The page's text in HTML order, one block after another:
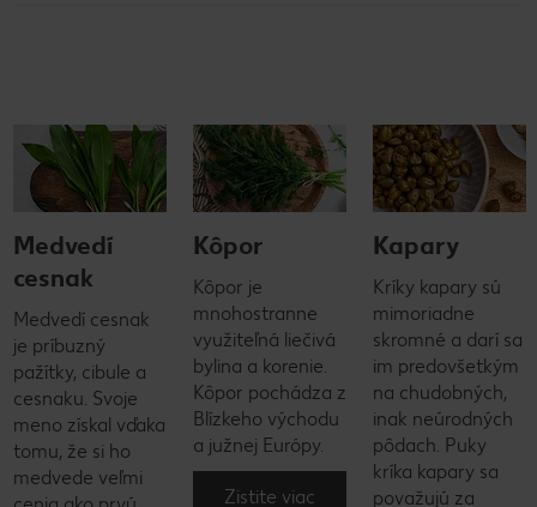
Medvedí
cesnak
Medvedí cesnak
je príbuzný
pažítky, cibule a
cesnaku. Svoje
meno získal vďaka
tomu, že si ho
medvede veľmi
Kôpor
Kôpor je
mnohostranne
využiteľná liečivá
bylina a korenie.
Kôpor pochádza z
Blízkeho východu
a južnej Európy.
Zistite viac
Kapary
Kríky kapary sú
mimoriadne
skromné a darí sa
im predovšetkým
na chudobných,
inak neúrodných
pôdach. Puky
kríka kapary sa
považujú za